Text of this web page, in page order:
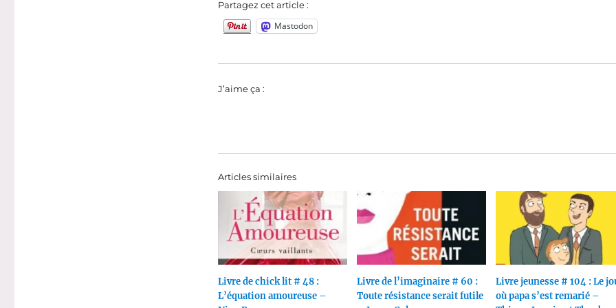
Partagez cet article :
Mastodon
J’aime ça :
Articles similaires
Livre de chick lit # 48 :
L’équation amoureuse –
Livre de l’imaginaire # 60 :
Toute résistance serait futile
Livre jeunesse # 104 : Le
où papa s’est remarié –